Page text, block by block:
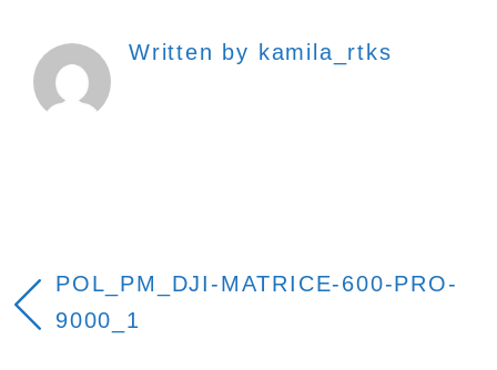
Written by kamila_rtks
POL_PM_DJI-MATRICE-600-PRO-
9000_1